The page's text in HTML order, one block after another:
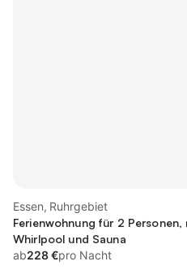
Essen, Ruhrgebiet
Ferienwohnung für 2 Personen,
Whirlpool und Sauna
ab228 €pro Nacht